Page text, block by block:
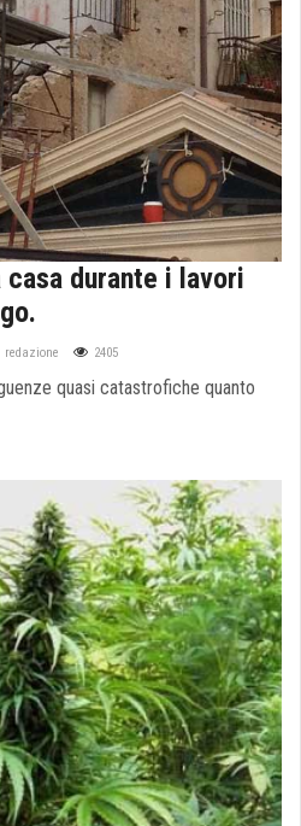
durante i lavori
redazione 2405
quasi catastrofiche quanto